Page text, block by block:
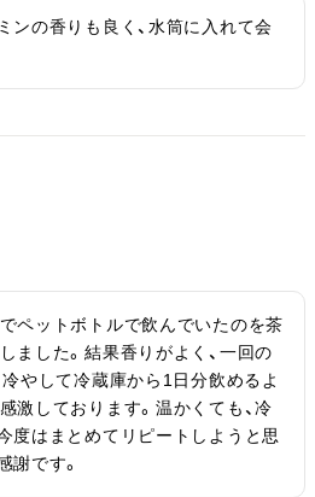
ンの香りも良く、水筒に入れて会
ペットボトルで飲んでいたのを茶
ました。結果香りがよく、一回の
やして冷蔵庫から1日分飲めるよ
激しております。温かくても、冷
度はまとめてリピートしようと思
謝です。